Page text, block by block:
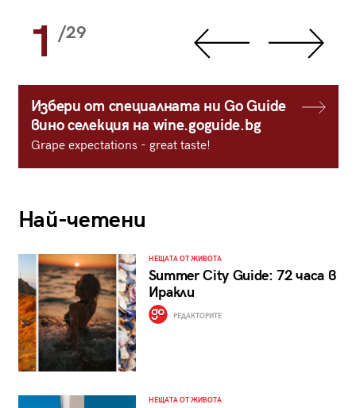
1 /29
Избери от специалната ни Go Guide
вино селекция на wine.goguide.bg
Grape expectations - great taste!
Най-четени
НЕЩАТА ОТ ЖИВОТА
Summer City Guide: 72 часа в
Иракли
РЕДАКТОРИТЕ
НЕЩАТА ОТ ЖИВОТА